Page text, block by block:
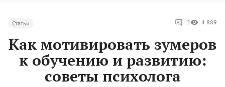
Статьи 2 4 889
Как мотивировать зумеров
к обучению и развитию:
советы психолога